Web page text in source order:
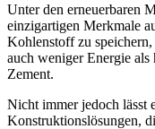
Unter den erneuerbaren
einzigartigen Merkmale
Kohlenstoff zu
auch weniger Energie
Zement.
Nicht immer jedoch lässt
Konstruktionslösungen,